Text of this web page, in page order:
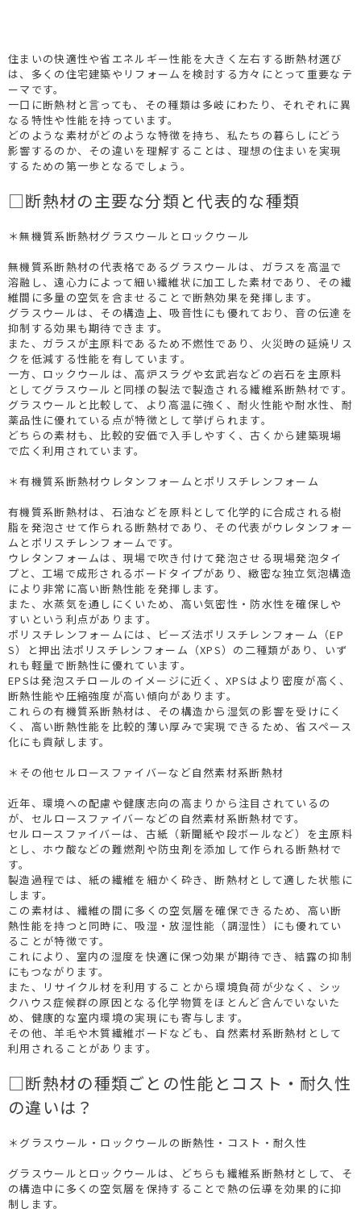
住まいの快適性や省エネルギー性能を大きく左右する断熱材選び
は、多くの住宅建築やリフォームを検討する方々にとって重要なテ
ーマです。
一口に断熱材と言っても、その種類は多岐にわたり、それぞれに異
なる特性や性能を持っています。
どのような素材がどのような特徴を持ち、私たちの暮らしにどう
影響するのか、その違いを理解することは、理想の住まいを実現
するための第一歩となるでしょう。
□断熱材の主要な分類と代表的な種類
＊無機質系断熱材グラスウールとロックウール
無機質系断熱材の代表格であるグラスウールは、ガラスを高温で
溶融し、遠心力によって細い繊維状に加工した素材であり、その繊
維間に多量の空気を含ませることで断熱効果を発揮します。
グラスウールは、その構造上、吸音性にも優れており、音の伝達を
抑制する効果も期待できます。
また、ガラスが主原料であるため不燃性であり、火災時の延焼リス
クを低減する性能を有しています。
一方、ロックウールは、高炉スラグや玄武岩などの岩石を主原料
としてグラスウールと同様の製法で製造される繊維系断熱材です。
グラスウールと比較して、より高温に強く、耐火性能や耐水性、耐
薬品性に優れている点が特徴として挙げられます。
どちらの素材も、比較的安価で入手しやすく、古くから建築現場
で広く利用されています。
＊有機質系断熱材ウレタンフォームとポリスチレンフォーム
有機質系断熱材は、石油などを原料として化学的に合成される樹
脂を発泡させて作られる断熱材であり、その代表がウレタンフォー
ムとポリスチレンフォームです。
ウレタンフォームは、現場で吹き付けて発泡させる現場発泡タイ
プと、工場で成形されるボードタイプがあり、緻密な独立気泡構造
により非常に高い断熱性能を発揮します。
また、水蒸気を通しにくいため、高い気密性・防水性を確保しや
すいという利点があります。
ポリスチレンフォームには、ビーズ法ポリスチレンフォーム（EP
S）と押出法ポリスチレンフォーム（XPS）の二種類があり、いず
れも軽量で断熱性に優れています。
EPSは発泡スチロールのイメージに近く、XPSはより密度が高く、
断熱性能や圧縮強度が高い傾向があります。
これらの有機質系断熱材は、その構造から湿気の影響を受けにく
く、高い断熱性能を比較的薄い厚みで実現できるため、省スペース
化にも貢献します。
＊その他セルロースファイバーなど自然素材系断熱材
近年、環境への配慮や健康志向の高まりから注目されているの
が、セルロースファイバーなどの自然素材系断熱材です。
セルロースファイバーは、古紙（新聞紙や段ボールなど）を主原料
とし、ホウ酸などの難燃剤や防虫剤を添加して作られる断熱材で
す。
製造過程では、紙の繊維を細かく砕き、断熱材として適した状態に
します。
この素材は、繊維の間に多くの空気層を確保できるため、高い断
熱性能を持つと同時に、吸湿・放湿性能（調湿性）にも優れてい
ることが特徴です。
これにより、室内の湿度を快適に保つ効果が期待でき、結露の抑制
にもつながります。
また、リサイクル材を利用することから環境負荷が少なく、シッ
クハウス症候群の原因となる化学物質をほとんど含んでいないた
め、健康的な室内環境の実現にも寄与します。
その他、羊毛や木質繊維ボードなども、自然素材系断熱材として
利用されることがあります。
□断熱材の種類ごとの性能とコスト・耐久性
の違いは？
＊グラスウール・ロックウールの断熱性・コスト・耐久性
グラスウールとロックウールは、どちらも繊維系断熱材として、そ
の構造中に多くの空気層を保持することで熱の伝導を効果的に抑
制します。